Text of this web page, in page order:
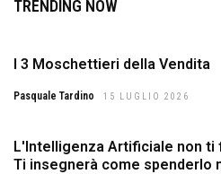
TRENDING NOW
I 3 Moschettieri della Vendita
Pasquale Tardino 15 LUGLIO 2026
L'Intelligenza Artificiale non ti
Ti insegnerà come spenderlo